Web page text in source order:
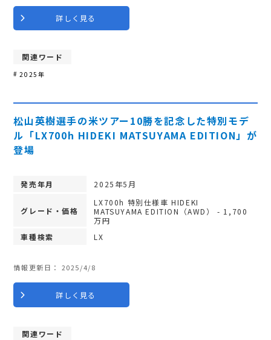
詳しく見る
関連ワード
2025年
松山英樹選手の米ツアー10勝を記念した特別モデ
ル「LX700h HIDEKI MATSUYAMA EDITION」が
登場
発売年月 2025年5月
グレード・価格
LX700h 特別仕様車 HIDEKI
MATSUYAMA EDITION（AWD） - 1,700
万円
車種検索
LX
情報更新日： 2025/4/8
詳しく見る
関連ワード